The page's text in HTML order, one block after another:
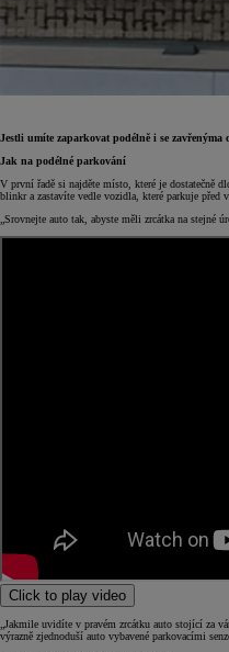
Od399 000 Kčs DPH
vč. zvýhodnění20 000 Kč
a bonusu za výkup50 000 Kč
Jestli umíte zaparkovat podélně i se
Jak na podélné parkování
V první řadě si najděte místo, které je dostatečně
blinkr a zastavíte vedle vozidla, které parkuje před
„Srovnejte auto tak, abyste měli zrcátka na stejné
Click to play video
„Jakmile uvidíte v pravém zrcátku auto stojící za
výrazně zjednoduší auto vybavené parkovacími